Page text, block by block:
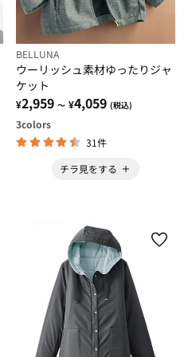
BELLUNA
ウーリッシュ素材ゆったりジャ
ケット
¥2,959 ～ ¥4,059 (税込)
3colors
31件
チラ見をする